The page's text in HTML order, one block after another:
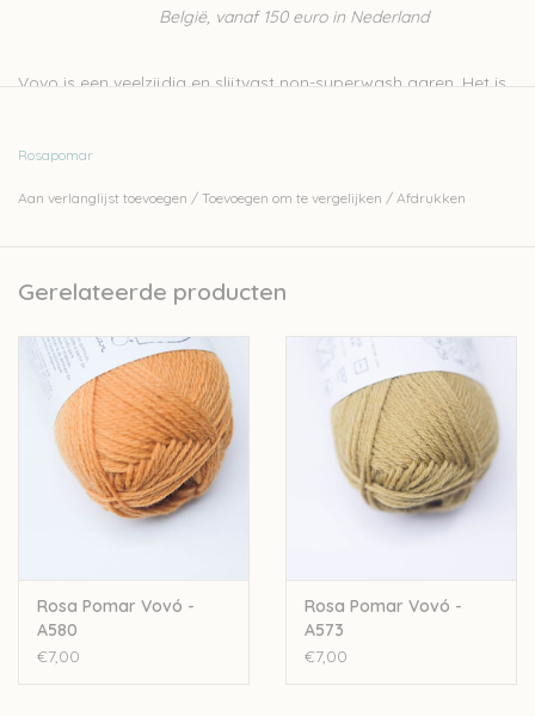
België, vanaf 150 euro in Nederland
Vovo is een veelzijdig en slijtvast non-superwash garen. Het is
gemaakt van de wol van schapen van vrije uitloop, vrij van
lokaal teelt, spint, twijnt en verft.
100% wol
50gr - 143meter
nld: 3,5mm - 4,5mm
sportweight
Stekenverhouding: 20-23st /28-32 rijen
Let op: de kleur op beeld kan afwijken van de werkelijke kleur.
Rosapomar
Aan verlanglijst toevoegen / Toevoegen om te vergelijken / Afdrukken
Gerelateerde producten
Rosa Pomar Vovó -
A580
€7,00
Rosa Pomar Vovó -
A573
€7,00